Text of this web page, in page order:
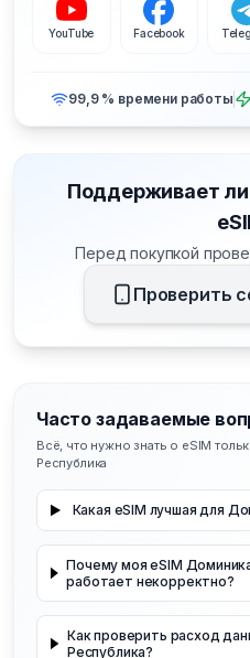
YouTube Facebook
99,9 % времени работы
Поддерживает
Перед покупкой
Проверить
Часто задаваемые
Всё, что нужно знать о eSIM
Республика
Какая eSIM лучшая для
Почему моя eSIM
работает некорректно?
Как проверить расход
Республика?